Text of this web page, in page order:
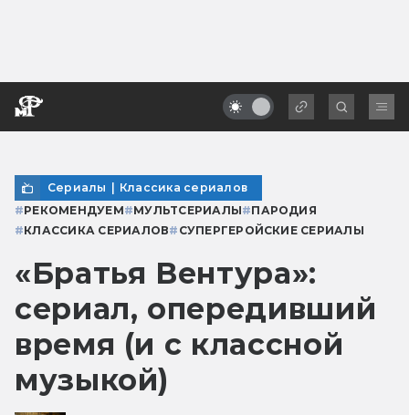
Сериалы | Классика сериалов
#РЕКОМЕНДУЕМ#МУЛЬТСЕРИАЛЫ#ПАРОДИЯ
#КЛАССИКА СЕРИАЛОВ# СУПЕРГЕРОЙСКИЕ СЕРИАЛЫ
«Братья Вентура»:
сериал, опередивший
время (и с классной
музыкой)